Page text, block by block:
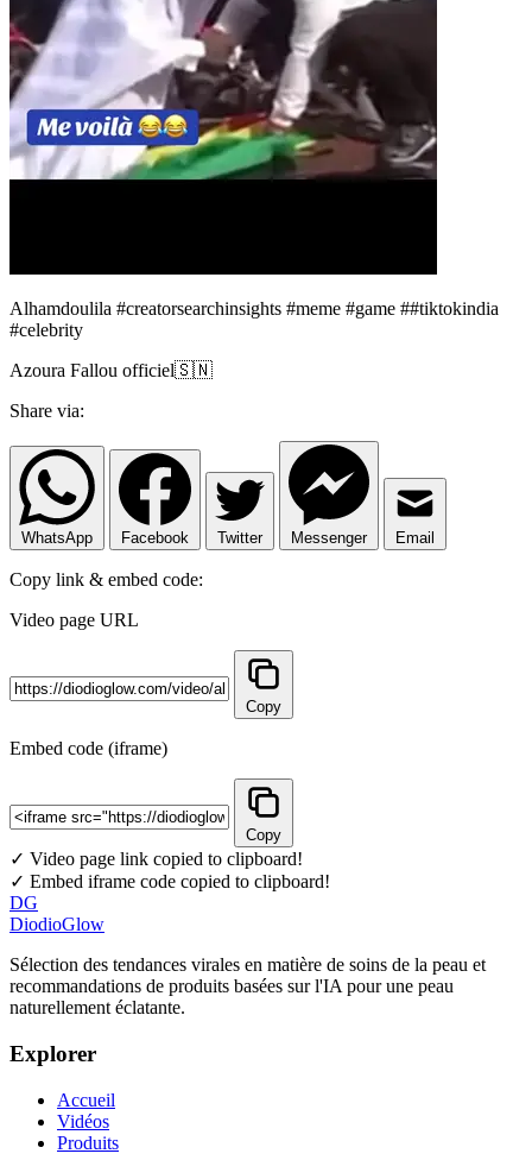
Alhamdoulila #creatorsearchinsights #meme #game ##tiktokindia
#celebrity
Azoura Fallou officiel🇸🇳
Share via:
WhatsApp Facebook Twitter Messenger Email
Copy link & embed code:
Video page URL
Copy
Embed code (iframe)
Copy
✓ Video page link copied to clipboard!
✓ Embed iframe code copied to clipboard!
DG
DiodioGlow
Sélection des tendances virales en matière de soins de la peau et
recommandations de produits basées sur l'IA pour une peau
naturellement éclatante.
Explorer
Accueil
Vidéos
Produits